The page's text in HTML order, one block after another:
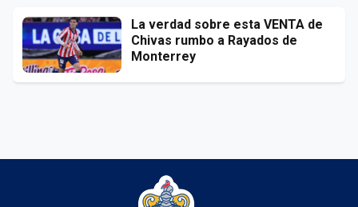
La verdad sobre esta VENTA de
Chivas rumbo a Rayados de
Monterrey